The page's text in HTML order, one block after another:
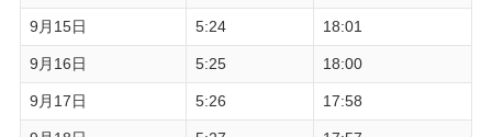
9月15日 5:24 18:01
9月16日 5:25 18:00
9月17日 5:26 17:58